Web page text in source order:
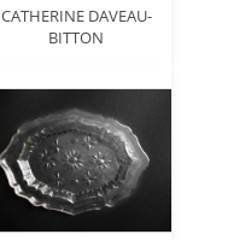
CATHERINE DAVEAU-
BITTON